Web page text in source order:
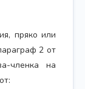
пряко или
2 от
членка на